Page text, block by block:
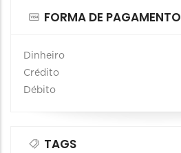
FORMA DE PAGAMENTO
Dinheiro
Crédito
Débito
TAGS